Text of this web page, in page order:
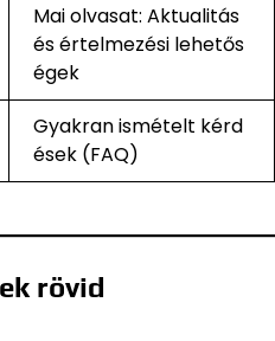
Mai olvasat: Aktualitás
és értelmezési lehetős
égek
Gyakran ismételt kérd
ések (FAQ)
rövid